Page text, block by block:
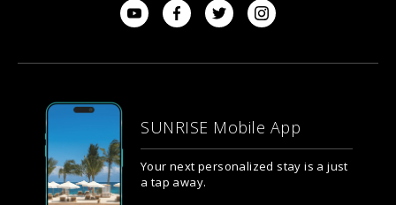
SUNRISE Mobile App
Your next personalized stay is a just
a tap away.